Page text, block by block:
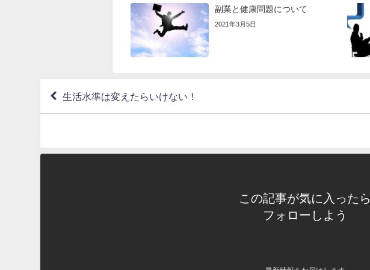
副業と健康問題について
2021年3月5日
生活水準は変えたらいけない！
この記事が気に入ったら
フォローしよう